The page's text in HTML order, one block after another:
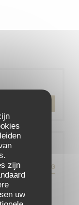
zijn
uw